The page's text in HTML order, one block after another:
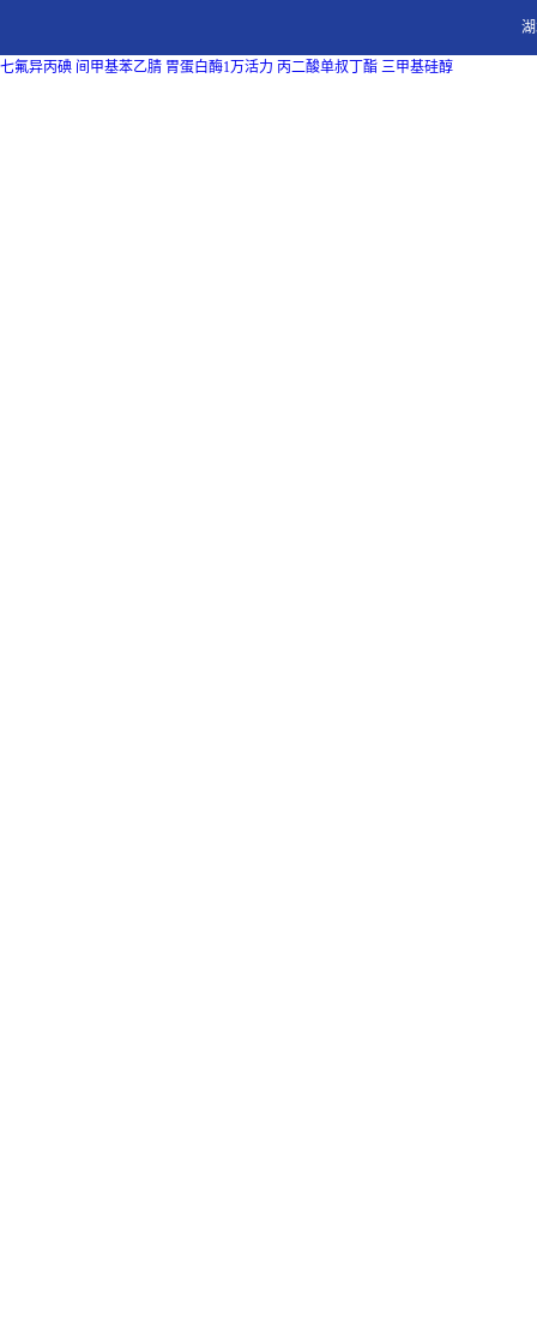
七氟异丙碘 间甲基苯乙腈 胃蛋白酶1万活力 丙二酸单叔丁酯 三甲基硅醇